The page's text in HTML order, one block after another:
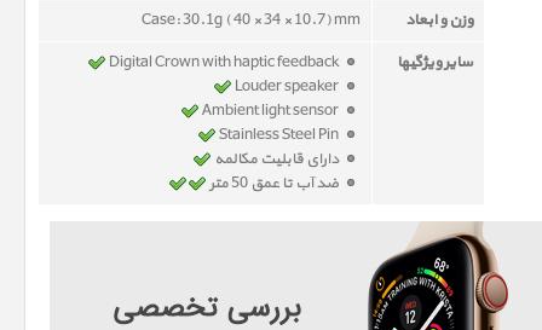
وزن و ابعاد
Case: 30.1g ( 40 × 34 × 10.7) mm
سایر ویژگیها
دارای قابلیت مکالمه
ضد آب تا عمق 50 متر